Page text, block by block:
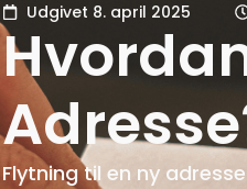
Udgivet 8. april 2025
Flytning til en ny